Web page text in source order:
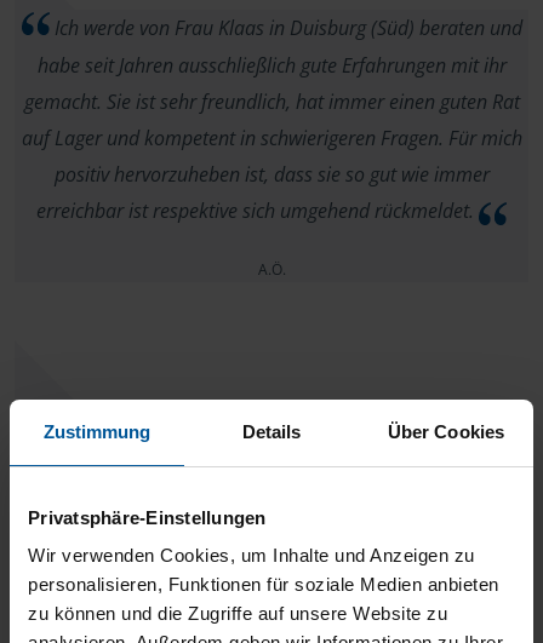
Zustimmung Details Über Cookies
Privatsphäre-Einstellungen
Wir verwenden Cookies, um Inhalte und Anzeigen zu
personalisieren, Funktionen für soziale Medien anbieten
zu können und die Zugriffe auf unsere Website zu
Ich werde von Frau Klaas in Duisburg (Süd) beraten und
habe seit Jahren ausschließlich gute Erfahrungen mit ihr
gemacht. Sie ist sehr freundlich, hat immer einen guten Rat
auf Lager und kompetent in schwierigeren Fragen. Für mich
positiv hervorzuheben ist, dass sie so gut wie immer
erreichbar ist respektive sich umgehend rückmeldet.
A.Ö.
Ich wurde immer zuvorkommend behandelt, daher bin
anonymes VLH-Mitglied